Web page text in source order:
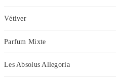
Vétiver
Parfum Mixte
Les Absolus Allegoria